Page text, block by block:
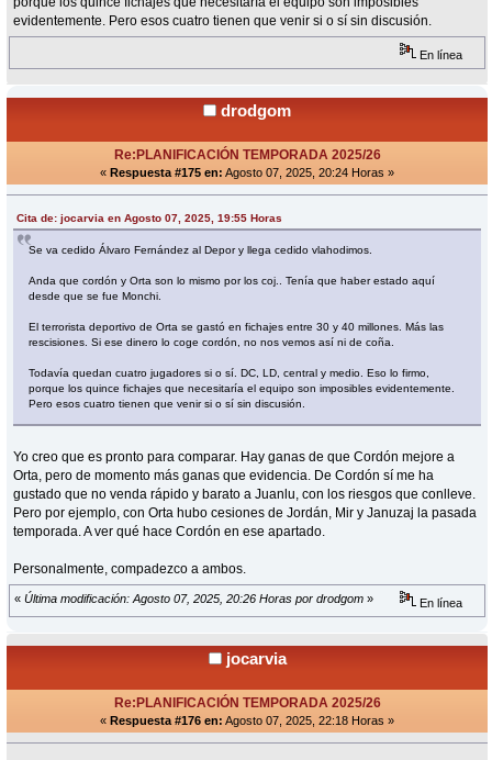
evidentemente. Pero esos cuatro tienen que venir si o sí sin discusión.
En línea
drodgom
Re:PLANIFICACIÓN TEMPORADA 2025/26
« Respuesta #175 en: Agosto 07, 2025, 20:24 Horas »
Cita de: jocarvia en Agosto 07, 2025, 19:55 Horas
Se va cedido Álvaro Fernández al Depor y llega cedido vlahodimos.
Anda que cordón y Orta son lo mismo por los coj.. Tenía que haber estado aquí
desde que se fue Monchi.
El terrorista deportivo de Orta se gastó en fichajes entre 30 y 40 millones. Más las
rescisiones. Si ese dinero lo coge cordón, no nos vemos así ni de coña.
Todavía quedan cuatro jugadores si o sí. DC, LD, central y medio. Eso lo firmo,
porque los quince fichajes que necesitaría el equipo son imposibles evidentemente.
Pero esos cuatro tienen que venir si o sí sin discusión.
Yo creo que es pronto para comparar. Hay ganas de que Cordón mejore a
Orta, pero de momento más ganas que evidencia. De Cordón sí me ha
gustado que no venda rápido y barato a Juanlu, con los riesgos que conlleve.
Pero por ejemplo, con Orta hubo cesiones de Jordán, Mir y Januzaj la pasada
temporada. A ver qué hace Cordón en ese apartado.
Personalmente, compadezco a ambos.
« Última modificación: Agosto 07, 2025, 20:26 Horas por drodgom » En línea
jocarvia
Re:PLANIFICACIÓN TEMPORADA 2025/26
« Respuesta #176 en: Agosto 07, 2025, 22:18 Horas »